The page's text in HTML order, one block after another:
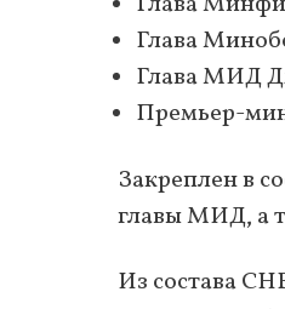
Глава
Глава МИД
Премьер-
Закреплен в
главы МИД, а
Из состава